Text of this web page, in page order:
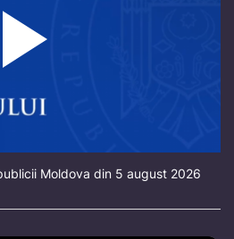
Moldova din 5 august 2026